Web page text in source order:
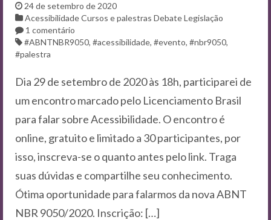
24 de setembro de 2020
AcessibilidadeCursos e palestras DebateLegislação
1 comentário
#ABNTNBR9050, #acessibilidade, #evento, #nbr9050,
#palestra
Dia 29 de setembro de 2020 às 18h, participarei de
um encontro marcado pelo Licenciamento Brasil
para falar sobre Acessibilidade. O encontro é
online, gratuito e limitado a 30 participantes, por
isso, inscreva-se o quanto antes pelo link. Traga
suas dúvidas e compartilhe seu conhecimento.
Ótima oportunidade para falarmos da nova ABNT
NBR 9050/2020. Inscrição: […]